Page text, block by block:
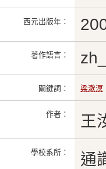
西元出版年：
著作語言：
關鍵詞： 梁漱溟
作者： 王
學校系所： 通